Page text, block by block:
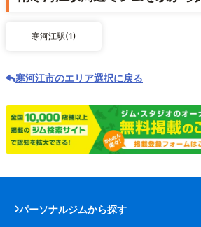
寒河江駅(1)
寒河江市のエリア選択に戻る
パーソナルジムから探す